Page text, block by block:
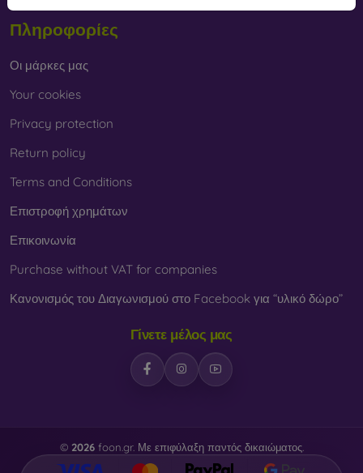
Πληροφορίες
Οι μάρκες μας
Your cookies
Privacy protection
Return policy
Terms and Conditions
Επιστροφή χρημάτων
Επικοινωνία
Purchase without VAT for companies
Κανονισμός του Διαγωνισμού στο Facebook για “υλικό δώρο”
Γίνετε μέλος μας
© 2026foon.gr. Με επιφύλαξη παντός δικαιώματος.